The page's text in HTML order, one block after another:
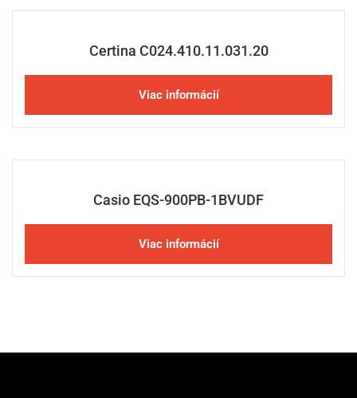
Certina C024.410.11.031.20
Viac informácií
Casio EQS-900PB-1BVUDF
Viac informácií